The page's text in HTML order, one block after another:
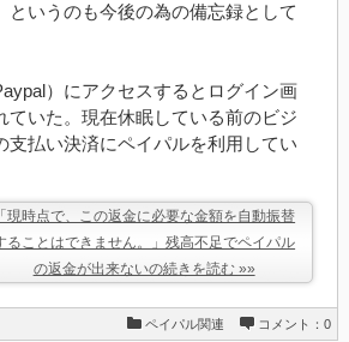
というのも今後の為の備忘録として
）にアクセスするとログイン画
ていた。現在休眠している前のビジ
支払い決済にペイパルを利用してい
「現時点で、この返金に必要な金額を自動振替
ることはできません。」残高不足でペイパル
の返金が出来ないの続きを読む »»
ペイパル関連 コメント：0